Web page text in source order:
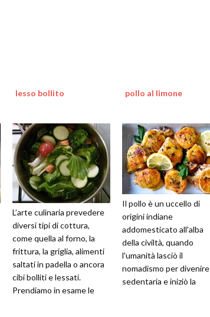
lesso bollito
L’arte culinaria prevedere
diversi tipi di cottura,
come quella al forno, la
frittura, la griglia, alimenti
saltati in padella o ancora
cibi bolliti e lessati.
Prendiamo in esame le
pollo al limone
Il pollo è un uccello di
origini indiane
addomesticato all'alba
della civiltà, quando
l'umanità lasciò il
nomadismo per divenire
sedentaria e iniziò la